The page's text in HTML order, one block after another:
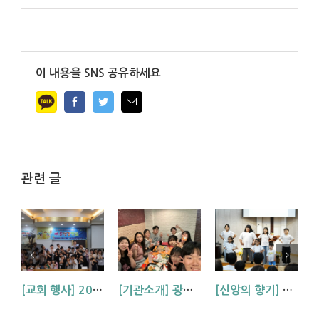
이 내용을 SNS 공유하세요
FacebookTwitterEmail
관련 글
[교회 행사] 2026 아동부 연합 여름성경학교 (부산, 거제, 대구) [기관소개] 광주교회 청년부를 소개합니다! [신앙의 향기] 우리 하나님은 크시다네_아동부 찬양